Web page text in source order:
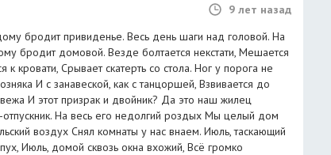
9 лет назад
бродит привиденье. Весь день шаги над головой. На
бродит домовой. Везде болтается некстати, Мешается
к кровати, Срывает скатерть со стола. Ног у порога не
И с занавеской, как с танцоршей, Взвивается до
И этот призрак и двойник? Да это наш жилец
На весь его недолгий роздых Мы целый дом
воздух Снял комнаты у нас внаем. Июль, таскающий
Июль, домой сквозь окна вхожий, Всё громко